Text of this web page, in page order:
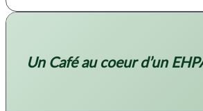
Un Café au coeur d’un